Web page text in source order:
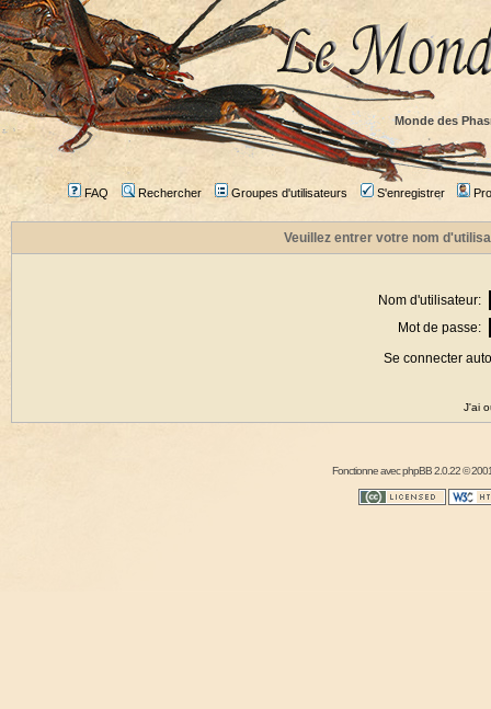
Monde des
FAQ Rechercher Groupes d'utilisateurs S'enregistrer
Veuillez entrer votre nom
Nom d'utilisateur:
Mot de passe:
Se connecter
J'ai
Fonctionne avecphpBB2.0.22 ©